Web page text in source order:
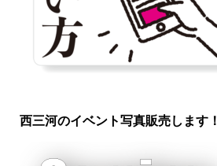
西三河のイベント写真販売します！